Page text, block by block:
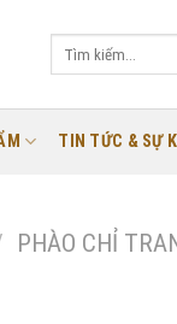
TIN TỨC & SỰ
PHÀO CHỈ